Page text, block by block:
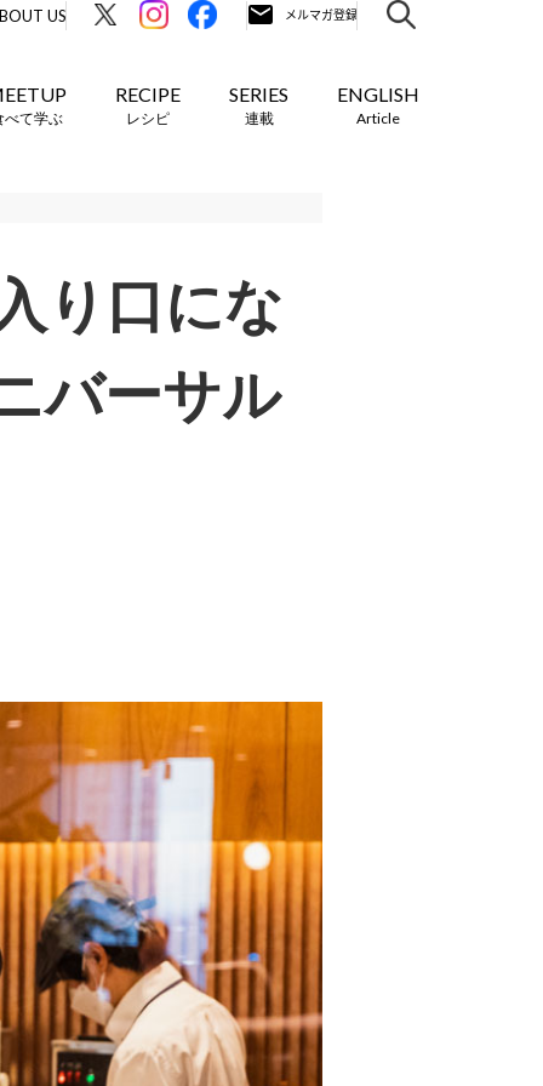
US
べて学ぶ
RECIPE
レシピ
SERIES
連載
ENGLISH
Article
り口にな
バーサル